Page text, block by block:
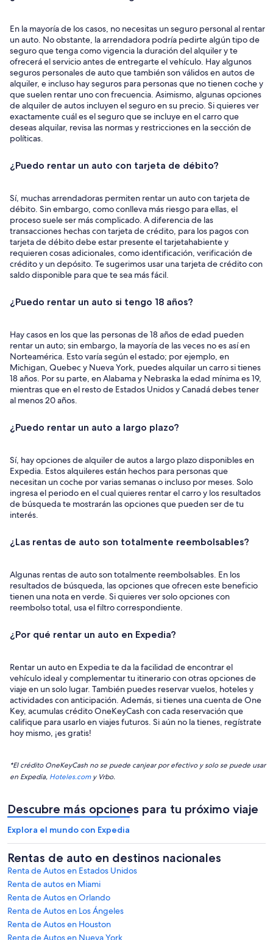
En la mayoría de los casos, no necesitas un seguro personal al rentar
un auto. No obstante, la arrendadora podría pedirte algún tipo de
seguro que tenga como vigencia la duración del alquiler y te
ofrecerá el servicio antes de entregarte el vehículo. Hay algunos
seguros personales de auto que también son válidos en autos de
alquiler, e incluso hay seguros para personas que no tienen coche y
que suelen rentar uno con frecuencia. Asimismo, algunas opciones
de alquiler de autos incluyen el seguro en su precio. Si quieres ver
exactamente cuál es el seguro que se incluye en el carro que
deseas alquilar, revisa las normas y restricciones en la sección de
políticas.
¿Puedo rentar un auto con tarjeta de débito?
Sí, muchas arrendadoras permiten rentar un auto con tarjeta de
débito. Sin embargo, como conlleva más riesgo para ellas, el
proceso suele ser más complicado. A diferencia de las
transacciones hechas con tarjeta de crédito, para los pagos con
tarjeta de débito debe estar presente el tarjetahabiente y
requieren cosas adicionales, como identificación, verificación de
crédito y un depósito. Te sugerimos usar una tarjeta de crédito con
saldo disponible para que te sea más fácil.
¿Puedo rentar un auto si tengo 18 años?
Hay casos en los que las personas de 18 años de edad pueden
rentar un auto; sin embargo, la mayoría de las veces no es así en
Norteamérica. Esto varía según el estado; por ejemplo, en
Michigan, Quebec y Nueva York, puedes alquilar un carro si tienes
18 años. Por su parte, en Alabama y Nebraska la edad mínima es 19,
mientras que en el resto de Estados Unidos y Canadá debes tener
al menos 20 años.
¿Puedo rentar un auto a largo plazo?
Sí, hay opciones de alquiler de autos a largo plazo disponibles en
Expedia. Estos alquileres están hechos para personas que
necesitan un coche por varias semanas o incluso por meses. Solo
ingresa el periodo en el cual quieres rentar el carro y los resultados
de búsqueda te mostrarán las opciones que pueden ser de tu
interés.
¿Las rentas de auto son totalmente reembolsables?
Algunas rentas de auto son totalmente reembolsables. En los
resultados de búsqueda, las opciones que ofrecen este beneficio
tienen una nota en verde. Si quieres ver solo opciones con
reembolso total, usa el filtro correspondiente.
¿Por qué rentar un auto en Expedia?
Rentar un auto en Expedia te da la facilidad de encontrar el
vehículo ideal y complementar tu itinerario con otras opciones de
viaje en un solo lugar. También puedes reservar vuelos, hoteles y
actividades con anticipación. Además, si tienes una cuenta de One
Key, acumulas crédito OneKeyCash con cada reservación que
califique para usarlo en viajes futuros. Si aún no la tienes, regístrate
hoy mismo, ¡es gratis!
*El crédito OneKeyCash no se puede canjear por efectivo y solo se puede usar
en Expedia, Hoteles.comy Vrbo.
Descubre más opciones para tu próximo viaje
Explora el mundo con Expedia
Rentas de auto en destinos nacionales
Renta de Autos en Estados Unidos
Renta de autos en Miami
Renta de Autos en Orlando
Renta de Autos en Los Ángeles
Renta de Autos en Houston
Renta de Autos en Nueva York